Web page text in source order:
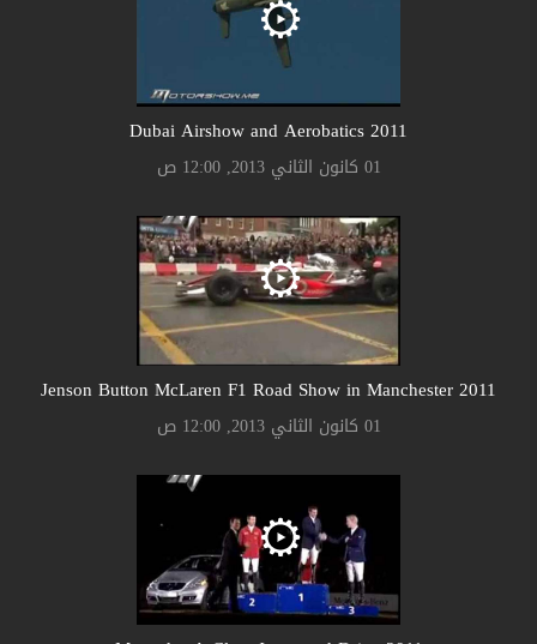
2011 Dubai Airshow and Aerobatics
01 كانون الثاني 2013, 12:00 ص
2011 Jenson Button McLaren F1 Road Show in Manchester
01 كانون الثاني 2013, 12:00 ص